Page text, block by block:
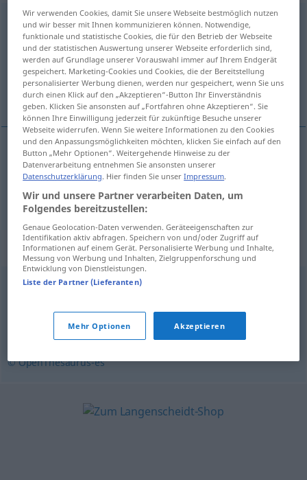
embrujar [embruˈxar]v/t
Übersicht aller Übersetzungen
(Für mehr Details die Übersetzung anklicken/antippen)
be-, verhexen, bezaubern
be-,verhexen embrujar
bezaubern embrujar FIG
Synonyme für "embrujar"
fascinar,maravillar seducir,arrobar
© OpenThesaurus-es
Wir verwenden Cookies, damit Sie unsere Webseite bestmöglich nutzen
und wir besser mit Ihnen kommunizieren können. Notwendige,
funktionale und statistische Cookies, die für den Betrieb der Webseite
und der statistischen Auswertung unserer Webseite erforderlich sind,
werden auf Grundlage unserer Vorauswahl immer auf Ihrem Endgerät
gespeichert. Marketing-Cookies und Cookies, die der Bereitstellung
personalisierter Werbung dienen, werden nur gespeichert, wenn Sie uns
durch einen Klick auf den „Akzeptieren“-Button Ihr Einverständnis
geben. Klicken Sie ansonsten auf „Fortfahren ohne Akzeptieren“. Sie
können Ihre Einwilligung jederzeit für zukünftige Besuche unserer
Webseite widerrufen. Wenn Sie weitere Informationen zu den Cookies
und den Anpassungsmöglichkeiten möchten, klicken Sie einfach auf den
Button „Mehr Optionen“. Weitergehende Hinweise zu der
Datenverarbeitung entnehmen Sie ansonsten unserer
Datenschutzerklärung. Hier finden Sie unserImpressum.
Wir und unsere Partner verarbeiten Daten, um
Folgendes bereitzustellen:
Genaue Geolocation-Daten verwenden. Geräteeigenschaften zur
Identifikation aktiv abfragen. Speichern von und/oder Zugriff auf
Informationen auf einem Gerät. Personalisierte Werbung und Inhalte,
Messung von Werbung und Inhalten, Zielgruppenforschung und
Entwicklung von Dienstleistungen.
Liste der Partner (Lieferanten)
Mehr Optionen Akzeptieren